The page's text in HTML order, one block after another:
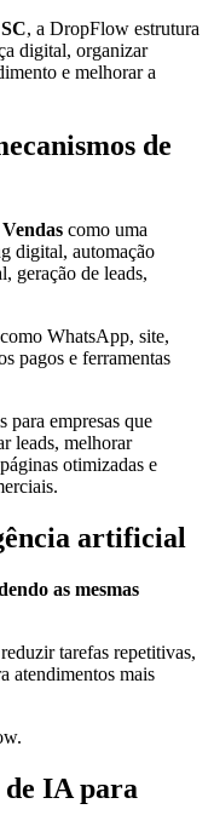
SC, a DropFlow estrutura
digital, organizar
e melhorar a
de
como uma
digital, automação
geração de leads,
WhatsApp, site,
pagos e ferramentas
empresas que
leads, melhorar
otimizadas e
artificial
as mesmas
tarefas repetitivas,
atendimentos mais
IA para